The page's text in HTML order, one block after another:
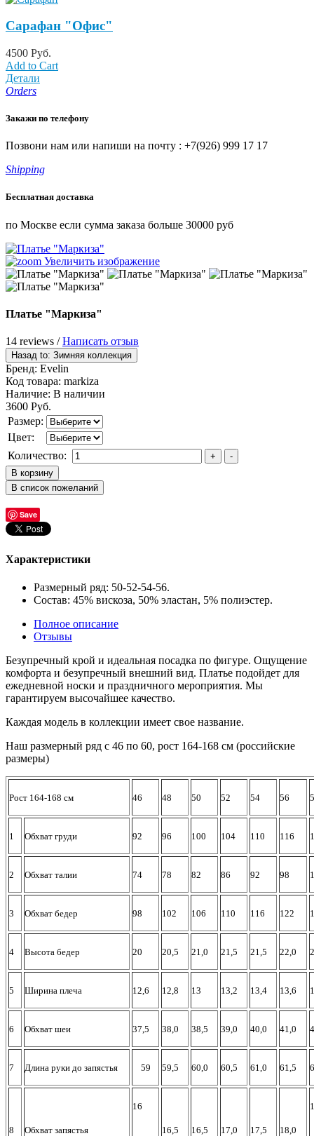
Сарафан "Офис"
4500 Руб.
Add to Cart
Детали
Orders
Закажи по телефону
Позвони нам или напиши на почту : +7(926) 999 17 17
Shipping
Бесплатная доставка
по Москве если сумма заказа больше 30000 руб
Увеличить изображение
Платье "Маркиза"
14 reviews /Написать отзыв
Бренд: Evelin
Код товара: markiza
Наличие: В наличии
3600 Руб.
Размер:
Цвет:
Количество:
Save
Характеристики
Размерный ряд: 50-52-54-56.
Состав: 45% вискоза, 50% эластан, 5% полиэстер.
Полное описание
Отзывы
Безупречный крой и идеальная посадка по фигуре. Ощущение
комфорта и безупречный внешний вид. Платье подойдет для
ежедневной носки и праздничного мероприятия. Мы
гарантируем высочайшее качество.
Каждая модель в коллекции имеет свое название.
Наш размерный ряд с 46 по 60, рост 164-168 см (российские
размеры)
Рост 164-168 см 46 48 50 52 54 56
1 Обхват груди 92 96 100 104 110 116
2 Обхват талии 74 78 82 86 92 98
3 Обхват бедер 98 102 106 110 116 122
4 Высота бедер 20 20,5 21,0 21,5 21,5 22,0
5 Ширина плеча 12,6 12,8 13 13,2 13,4 13,6
6 Обхват шеи 37,5 38,0 38,5 39,0 40,0 41,0
7 Длина руки до запястья 59 59,5 60,0 60,5 61,0 61,5
8 Обхват запястья
16
16,5 16,5 17,0 17,5 18,0